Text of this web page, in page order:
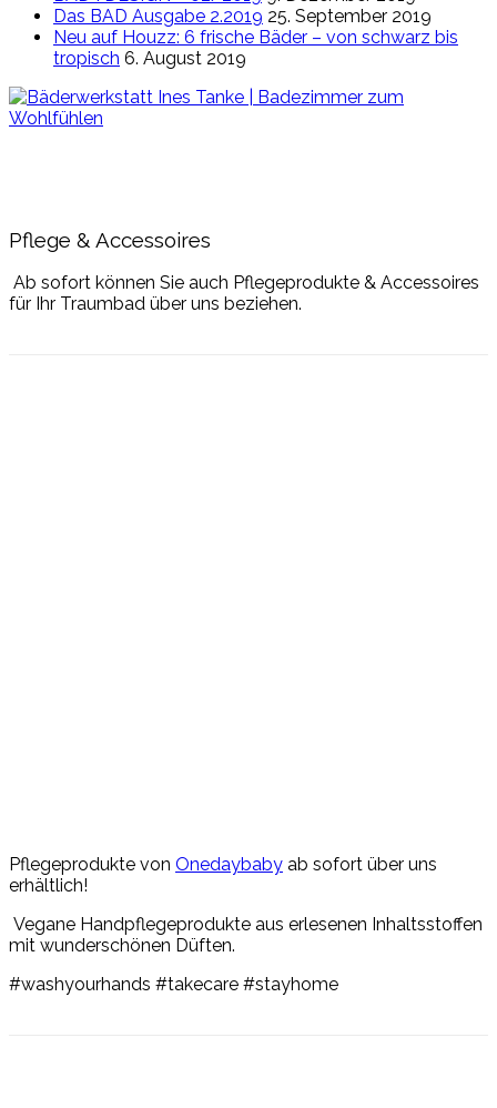
Das BAD Ausgabe 2.2019 25. September 2019
Neu auf Houzz: 6 frische Bäder – von schwarz bis
tropisch 6. August 2019
Pflege & Accessoires
Ab sofort können Sie auch Pflegeprodukte & Accessoires
für Ihr Traumbad über uns beziehen.
Pflegeprodukte von Onedaybaby ab sofort über uns
erhältlich!
Vegane Handpflegeprodukte aus erlesenen Inhaltsstoffen
mit wunderschönen Düften.
#washyourhands #takecare #stayhome